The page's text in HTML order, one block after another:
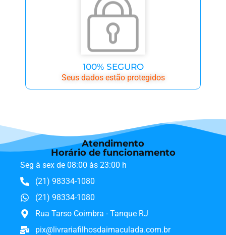
100% SEGURO
Seus dados estão protegidos
Atendimento
Horário de funcionamento
Seg à sex de 08:00 às 23:00 h
(21) 98334-1080
(21) 98334-1080
Rua Tarso Coimbra - Tanque RJ
pix@livrariafilhosdaimaculada.com.br